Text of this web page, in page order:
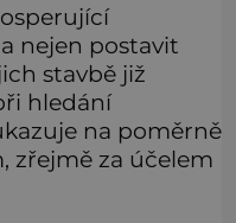
nejen postavit
stavbě již
hledání
na poměrně
zřejmě za účelem